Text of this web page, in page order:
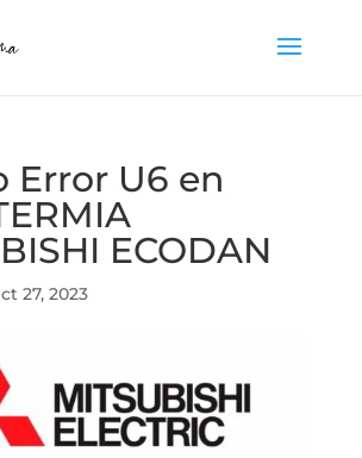
Error U6 en
ECODAN
27, 2023